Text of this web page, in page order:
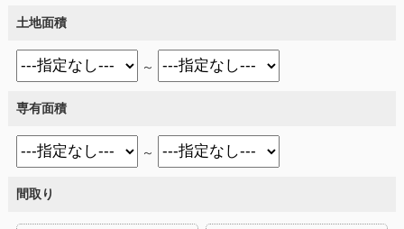
土地面積
～
専有面積
～
間取り